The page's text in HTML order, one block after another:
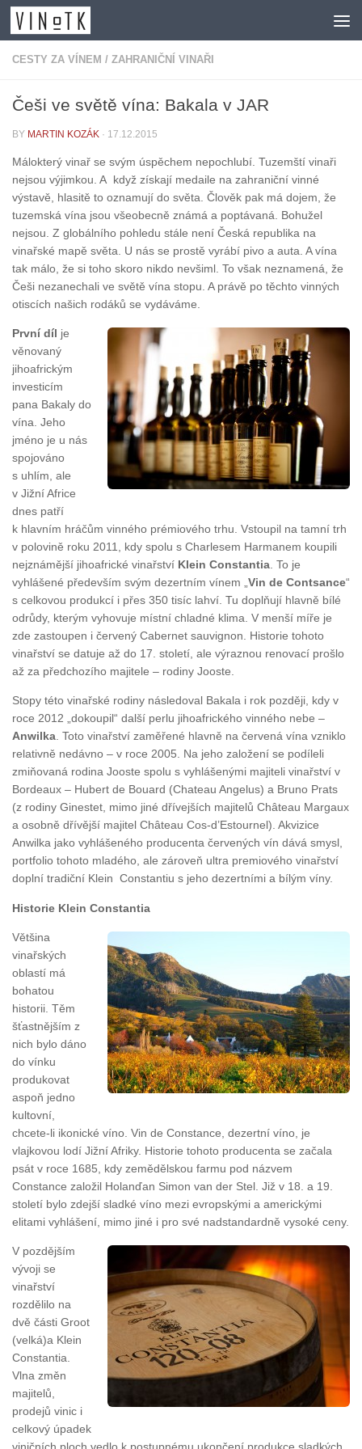
Skip to content
CESTY ZA VÍNEM / ZAHRANIČNÍ VINAŘI
Češi ve světě vína: Bakala v JAR
BY MARTIN KOZÁK · 17.12.2015
Málokterý vinař se svým úspěchem nepochlubí. Tuzemští vinaři
nejsou výjimkou. A když získají medaile na zahraniční vinné
výstavě, hlasitě to oznamují do světa. Člověk pak má dojem, že
tuzemská vína jsou všeobecně známá a poptávaná. Bohužel
nejsou. Z globálního pohledu stále není Česká republika na
vinařské mapě světa. U nás se prostě vyrábí pivo a auta. A vína
tak málo, že si toho skoro nikdo nevšiml. To však neznamená, že
Češi nezanechali ve světě vína stopu. A právě po těchto vinných
otiscích našich rodáků se vydáváme.
První díl je
věnovaný
jihoafrickým
investicím
pana Bakaly do
vína. Jeho
jméno je u nás
spojováno
s uhlím, ale
v Jižní Africe
dnes patří
k hlavním hráčům vinného prémiového trhu. Vstoupil na tamní trh
v polovině roku 2011, kdy spolu s Charlesem Harmanem koupili
nejznámější jihoafrické vinařství Klein Constantia. To je
vyhlášené především svým dezertním vínem „Vin de Contsance“
s celkovou produkcí i přes 350 tisíc lahví. Tu doplňují hlavně bílé
odrůdy, kterým vyhovuje místní chladné klima. V menší míře je
zde zastoupen i červený Cabernet sauvignon. Historie tohoto
vinařství se datuje až do 17. století, ale výraznou renovací prošlo
až za předchozího majitele – rodiny Jooste.
Stopy této vinařské rodiny následoval Bakala i rok později, kdy v
roce 2012 „dokoupil“ další perlu jihoafrického vinného nebe –
Anwilka. Toto vinařství zaměřené hlavně na červená vína vzniklo
relativně nedávno – v roce 2005. Na jeho založení se podíleli
zmiňovaná rodina Jooste spolu s vyhlášenými majiteli vinařství v
Bordeaux – Hubert de Bouard (Chateau Angelus) a Bruno Prats
(z rodiny Ginestet, mimo jiné dřívejších majitelů Château Margaux
a osobně dřívější majitel Château Cos-d’Estournel). Akvizice
Anwilka jako vyhlášeného producenta červených vín dává smysl,
portfolio tohoto mladého, ale zároveň ultra premiového vinařství
doplní tradiční Klein Constantiu s jeho dezertními a bílým víny.
Historie Klein Constantia
Většina
vinařských
oblastí má
bohatou
historii. Těm
šťastnějším z
nich bylo dáno
do vínku
produkovat
aspoň jedno
kultovní,
chcete-li ikonické víno. Vin de Constance, dezertní víno, je
vlajkovou lodí Jižní Afriky. Historie tohoto producenta se začala
psát v roce 1685, kdy zemědělskou farmu pod názvem
Constance založil Holanďan Simon van der Stel. Již v 18. a 19.
století bylo zdejší sladké víno mezi evropskými a americkými
elitami vyhlášení, mimo jiné i pro své nadstandardně vysoké ceny.
V pozdějším
vývoji se
vinařství
rozdělilo na
dvě části Groot
(velká)a Klein
Constantia.
Vlna změn
majitelů,
prodejů vinic i
celkový úpadek
viničních ploch vedlo k postupnému ukončení produkce sladkých